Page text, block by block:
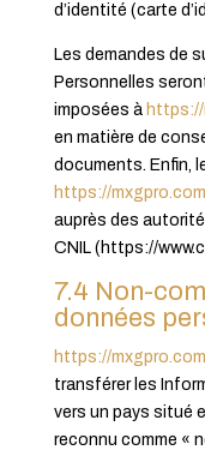
d’identité (carte
Les demandes de
Personnelles
imposées à
en matière de
documents. Enfin,
https://
auprès des
CNIL (https://
7.4 Non-
données
https://
transférer les
vers un pays situé
reconnu comme «